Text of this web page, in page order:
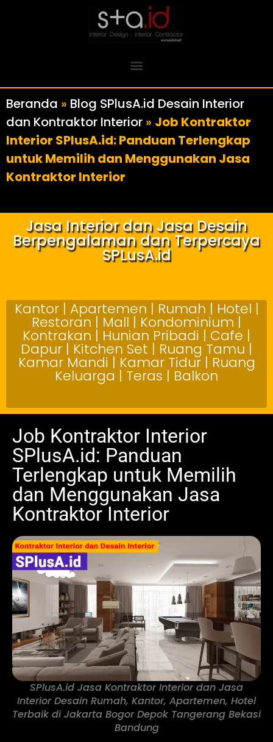
Beranda » Blog SPlusA.id Desain Interior
dan Kontraktor Interior » Job Kontraktor
Interior SPlusA.id: Panduan Terlengkap
untuk Memilih dan Menggunakan Jasa
Kontraktor Interior
Jasa Interior dan Jasa Desain
Berpengalaman dan Terpercaya
SPLusA.id
Kantor | Apartemen | Rumah | Hotel |
Restoran | Mall | Kondominium |
Kontrakan | Hunian Pribadi | Cafe |
Dapur | Kitchen Set | Ruang Tamu |
Kamar Mandi | Kamar Tidur | Ruang
Keluarga | Teras | Balkon
Job Kontraktor Interior
SPlusA.id: Panduan
Terlengkap untuk Memilih
dan Menggunakan Jasa
Kontraktor Interior
SPlusA.id Jasa Kontraktor Interior dan Jasa
Interior Desain Rumah, Kantor, Apartemen, Hotel
Terbaik di Jakarta Bogor Depok Tangerang Bekasi
Bandung